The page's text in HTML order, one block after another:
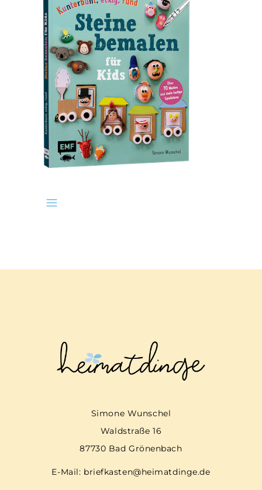
Simone Wunschel
Waldstraße 16
87730 Bad Grönenbach
E-Mail: briefkasten@heimatdinge.de